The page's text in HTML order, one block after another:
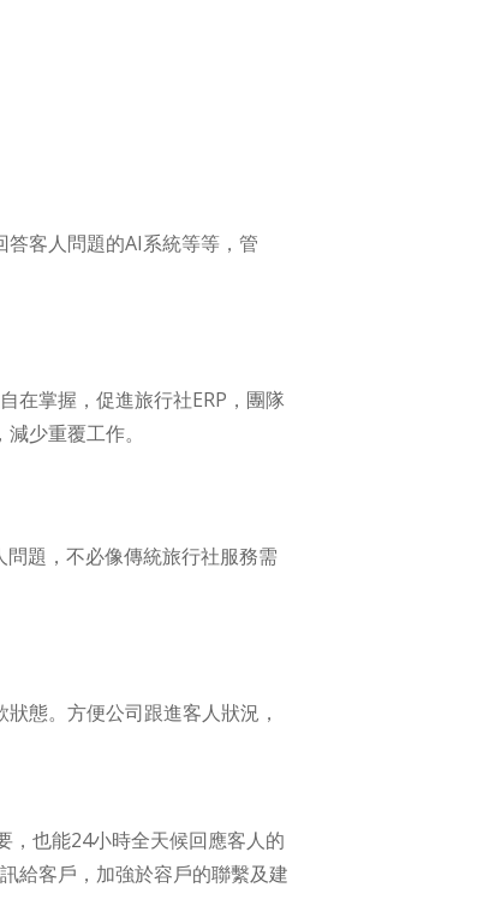
客人問題的AI系統等等，管
在掌握，促進旅行社ERP，團隊
少重覆工作。
題，不必像傳統旅行社服務需
態。方便公司跟進客人狀況，
，也能24小時全天候回應客人的
給客戶，加強於容戶的聯繫及建